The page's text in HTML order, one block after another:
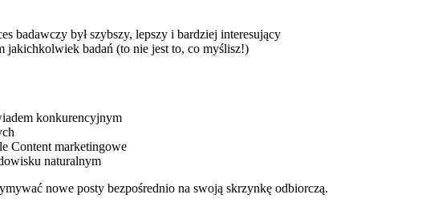
badawczy był szybszy, lepszy i bardziej interesujący
jakichkolwiek badań (to nie jest to, co myślisz!)
konkurencyjnym
Content marketingowe
naturalnym
nowe posty bezpośrednio na swoją skrzynkę odbiorczą.